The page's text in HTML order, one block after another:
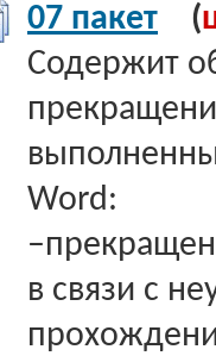
07 пакет
(
Содержит
Word:
в связи с